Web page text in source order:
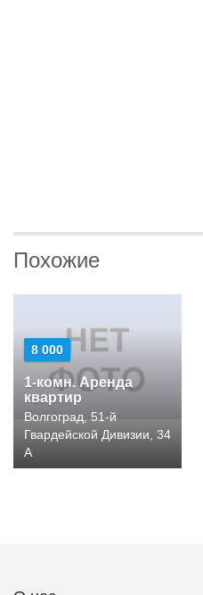
Похожие
8 000
1-комн. Аренда
квартир
Волгоград, 51-й
Гвардейской Дивизии, 34
А